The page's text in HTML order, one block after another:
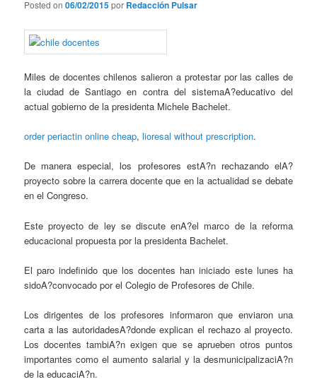
Posted on06/02/2015por Redacción Pulsar
Miles de docentes chilenos salieron a protestar por las calles de
la ciudad de Santiago en contra del sistemaA?educativo del
actual gobierno de la presidenta Michele Bachelet.
order periactin online cheap,lioresal without prescription.
De manera especial, los profesores estA?n rechazando elA?
proyecto sobre la carrera docente que en la actualidad se debate
en el Congreso.
Este proyecto de ley se discute enA?el marco de la reforma
educacional propuesta por la presidenta Bachelet.
El paro indefinido que los docentes han iniciado este lunes ha
sidoA?convocado por el Colegio de Profesores de Chile.
Los dirigentes de los profesores informaron que enviaron una
carta a las autoridadesA?donde explican el rechazo al proyecto.
Los docentes tambiA?n exigen que se aprueben otros puntos
importantes como el aumento salarial y la desmunicipalizaciA?n
de la educaciA?n.